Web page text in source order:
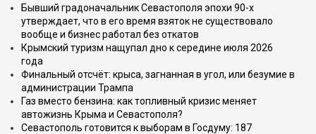
Бывший градоначальник Севастополя эпохи 90-х
утверждает, что в его время взяток не существовало
вообще и бизнес работал без откатов
Крымский туризм нащупал дно к середине июля 2026
года
Финальный отсчёт: крыса, загнанная в угол, или безумие в
администрации Трампа
Газ вместо бензина: как топливный кризис меняет
автожизнь Крыма и Севастополя?
Севастополь готовится к выборам в Госдуму: 187